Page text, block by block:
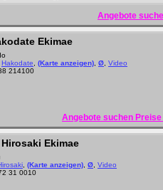
Angebote
Ekimae
Hakodate (Karte anzeigen) Ø Video
214100
Angebote suchen
Ekimae
(Karte anzeigen) Ø Video
31 0010